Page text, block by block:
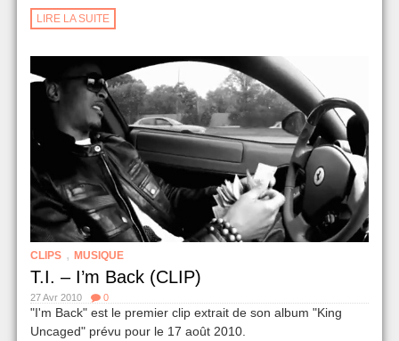
LIRE LA SUITE
CLIPS , MUSIQUE
T.I. – I’m Back (CLIP)
27 Avr 2010 0
"I'm Back" est le premier clip extrait de son album "King
Uncaged" prévu pour le 17 août 2010.